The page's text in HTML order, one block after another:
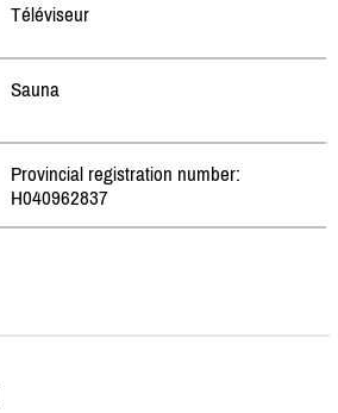
Téléviseur
Sauna
Provincial registration number:
H040962837